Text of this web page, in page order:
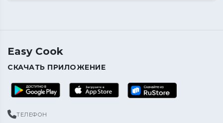
Easy Cook
СКАЧАТЬ ПРИЛОЖЕНИЕ
ТЕЛЕФОН